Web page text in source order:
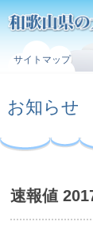
サイトマップ
お知らせ
速報値